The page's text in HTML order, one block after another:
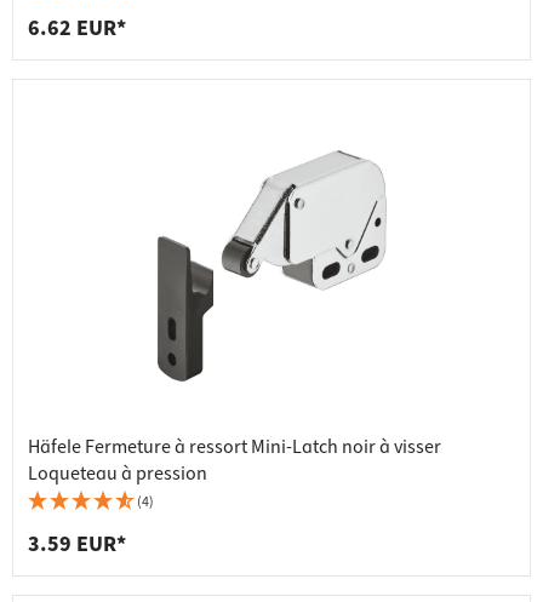
6.62 EUR*
Häfele Fermeture à ressort Mini-Latch noir à visser
Loqueteau à pression
(4)
3.59 EUR*